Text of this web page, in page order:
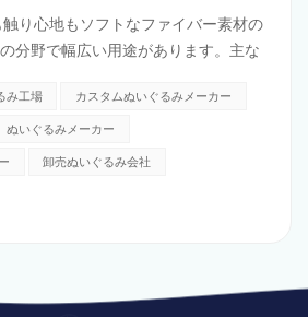
り心地もソフトなファイバー素材の
分野で幅広い用途があります。主な
最も一般的なおもちゃの 1 つです。
適な遊び体験を提供できます。ぬい
動物や人形...
み工場 カスタムぬいぐるみメーカー
ぬいぐるみメーカー
卸売ぬいぐるみ会社